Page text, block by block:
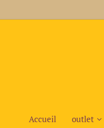
Accueil outlet